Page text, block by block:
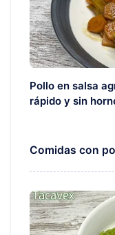
Pollo en salsa
rápido y sin
Comidas con